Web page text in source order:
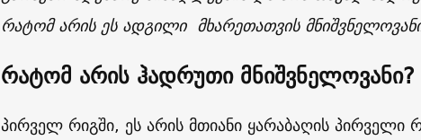
რატომ არისეს ადგილი მხარეთათვის
რატომ არის ჰადრუთი მნიშვნელოვანი?
პირველ რიგში, ეს არის მთიანი ყარაბაღის